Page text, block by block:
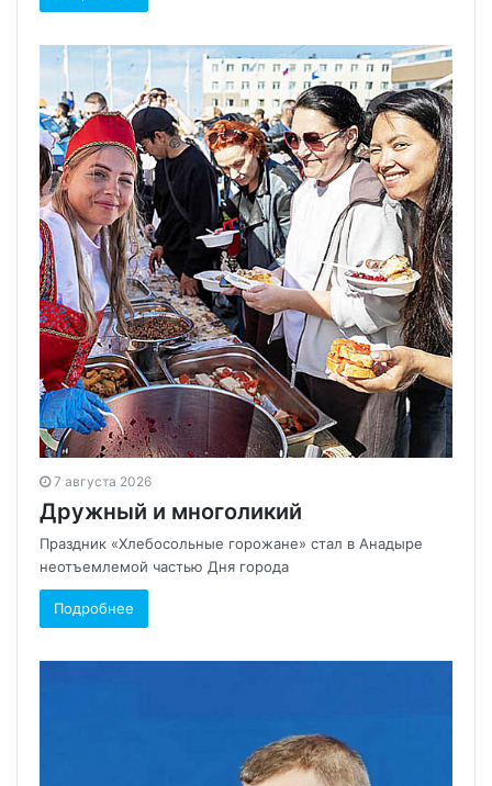
7 августа 2026
Дружный и многоликий
Праздник «Хлебосольные горожане» стал в Анадыре
неотъемлемой частью Дня города
Подробнее